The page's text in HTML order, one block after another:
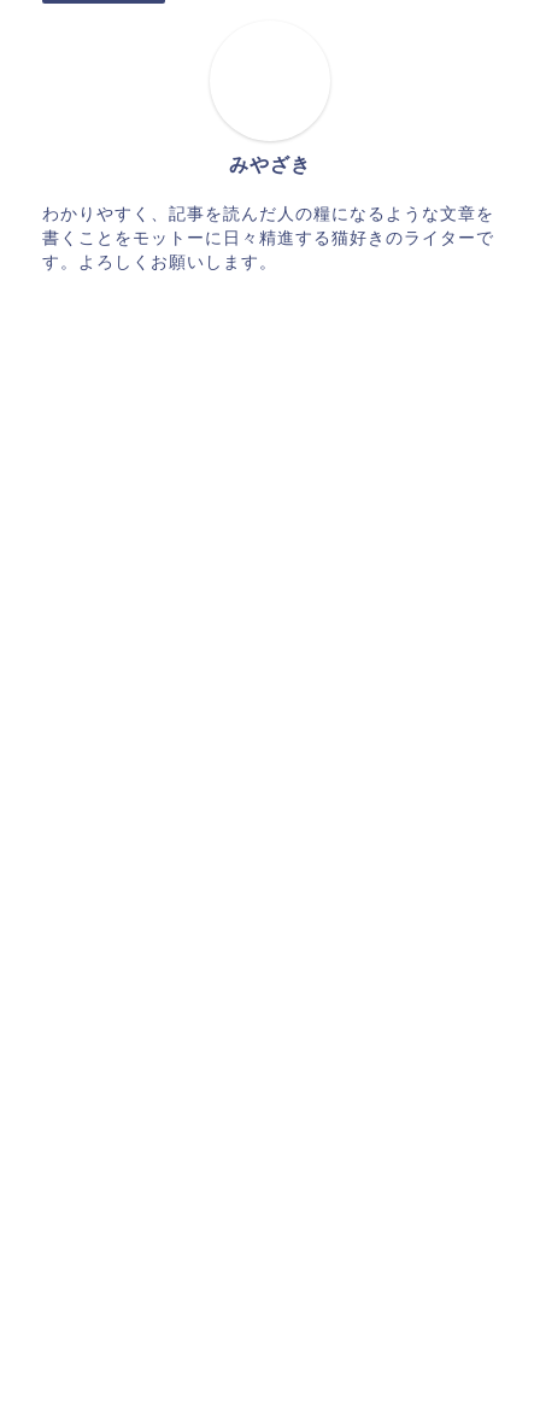
みやざき
わかりやすく、記事を読んだ人の糧になるような文章を
書くことをモットーに日々精進する猫好きのライターで
す。よろしくお願いします。